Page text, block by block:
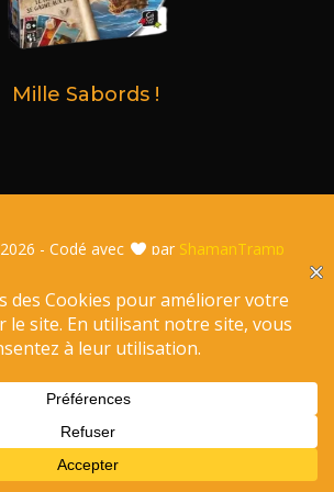
Mille Sabords !
2026 - Codé avec par ShamanTramp